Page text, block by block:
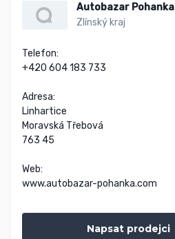
Autobazar Pohanka
Zlínský kraj
Telefon:
+420 604 183 733
Adresa:
Linhartice
Moravská Třebová
763 45
Web:
www.autobazar-pohanka.com
Napsat prodejci